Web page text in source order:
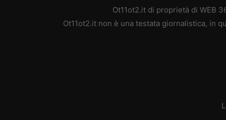
Ot11ot2.it di proprietà di WEB
Ot11ot2.it non è una testata giornalistica, in